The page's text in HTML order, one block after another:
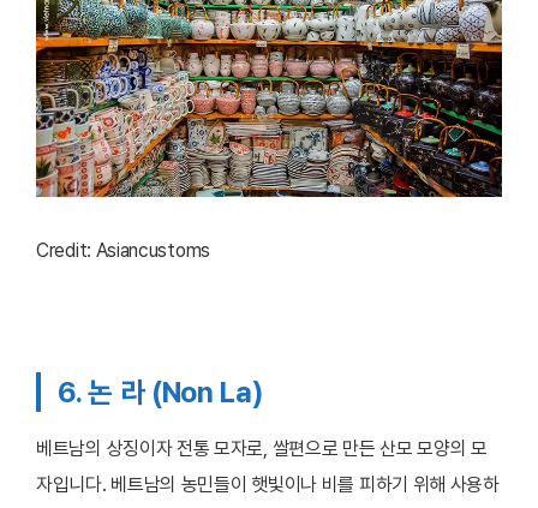
Credit: Asiancustoms
6. 논 라 (Non La)
베트남의 상징이자 전통 모자로, 쌀편으로 만든 산모 모양의 모
자입니다. 베트남의 농민들이 햇빛이나 비를 피하기 위해 사용하